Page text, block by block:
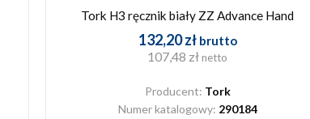
Tork H3 ręcznik biały ZZ Advance Hand
132,20 zł brutto
107,48 zł netto
Producent: Tork
Numer katalogowy: 290184